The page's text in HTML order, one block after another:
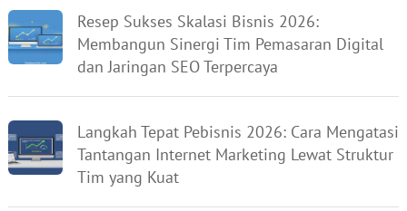
Resep Sukses Skalasi Bisnis 2026:
Membangun Sinergi Tim Pemasaran Digital
dan Jaringan SEO Terpercaya
Langkah Tepat Pebisnis 2026: Cara Mengatasi
Tantangan Internet Marketing Lewat Struktur
Tim yang Kuat